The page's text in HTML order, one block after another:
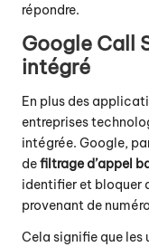
répondre.
Google Call
intégré
En plus des
entreprises
intégrée. Google,
defiltrage d’appel
identifier et bloquer
provenant de
Cela signifie que